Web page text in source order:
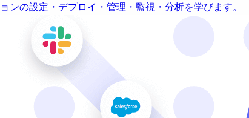
ョンの設定・デプロイ・管理・監視・分析を学びます。